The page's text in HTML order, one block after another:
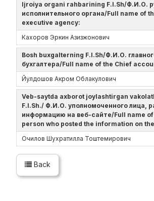
Ijroiya organi rahbarining F.I.Sh/Ф.И.О.
исполнительного органа/Full name of
executive agency:
Кахоров Эркин Азизжонович
Bosh buxgalterning F.I.Sh/Ф.И.О.
бухгалтера/Full name of the Chief
Йулдошов Акром Облакулович
Veb-saytda axborot joylashtirgan
F.I.Sh./ Ф.И.О. уполномоченного лица,
информацию на веб-сайте/Full name
person who posted the information on
Очилов Шухратилла Тоштемирович
Back